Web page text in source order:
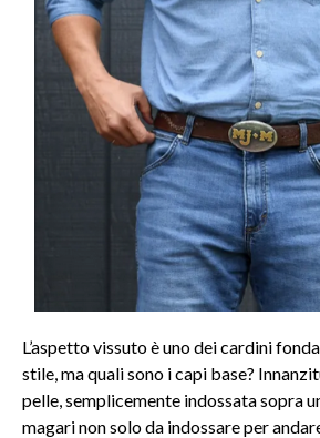
L’aspetto vissuto è uno dei cardini
stile, ma quali sono i capi base?
pelle, semplicemente indossata sopra
magari non solo da indossare per